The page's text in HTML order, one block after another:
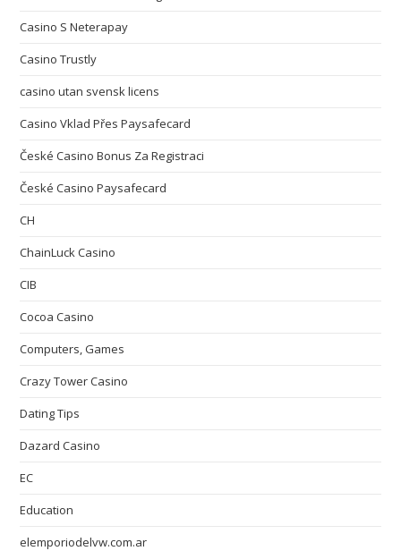
Casino S Neterapay
Casino Trustly
casino utan svensk licens
Casino Vklad Přes Paysafecard
České Casino Bonus Za Registraci
České Casino Paysafecard
CH
ChainLuck Casino
CIB
Cocoa Casino
Computers, Games
Crazy Tower Сasino
Dating Tips
Dazard Casino
EC
Education
elemporiodelvw.com.ar